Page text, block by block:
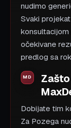
nudimo
Svaki
očekivane
predlog sa
Dobijate tim
Za Pozega